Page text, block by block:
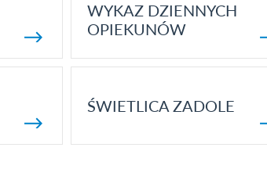
WYKAZ DZIENNYCH
OPIEKUNÓW
ŚWIETLICA ZADOLE